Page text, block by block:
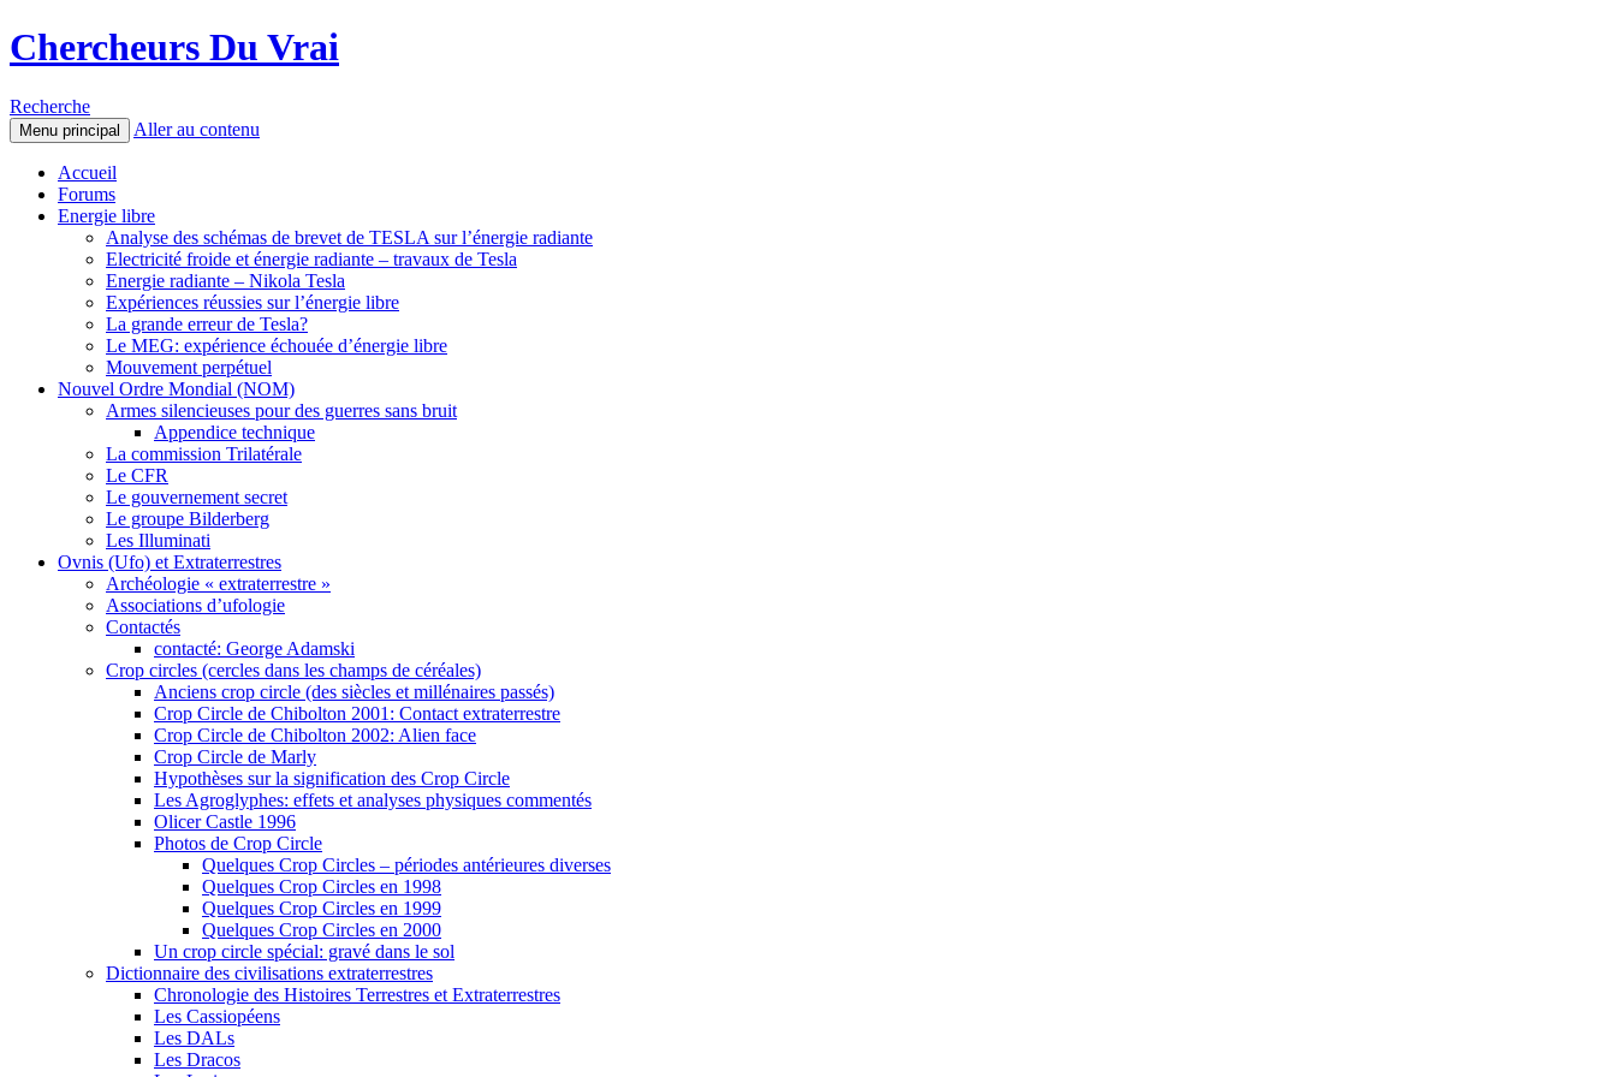
Chercheurs Du Vrai
Recherche
Menu principal Aller au contenu
Accueil
Forums
Energie libre
Analyse des schémas de brevet de TESLA sur l’énergie radiante
Electricité froide et énergie radiante – travaux de Tesla
Energie radiante – Nikola Tesla
Expériences réussies sur l’énergie libre
La grande erreur de Tesla?
Le MEG: expérience échouée d’énergie libre
Mouvement perpétuel
Nouvel Ordre Mondial (NOM)
Armes silencieuses pour des guerres sans bruit
Appendice technique
La commission Trilatérale
Le CFR
Le gouvernement secret
Le groupe Bilderberg
Les Illuminati
Ovnis (Ufo) et Extraterrestres
Archéologie « extraterrestre »
Associations d’ufologie
Contactés
contacté: George Adamski
Crop circles (cercles dans les champs de céréales)
Anciens crop circle (des siècles et millénaires passés)
Crop Circle de Chibolton 2001: Contact extraterrestre
Crop Circle de Chibolton 2002: Alien face
Crop Circle de Marly
Hypothèses sur la signification des Crop Circle
Les Agroglyphes: effets et analyses physiques commentés
Olicer Castle 1996
Photos de Crop Circle
Quelques Crop Circles – périodes antérieures diverses
Quelques Crop Circles en 1998
Quelques Crop Circles en 1999
Quelques Crop Circles en 2000
Un crop circle spécial: gravé dans le sol
Dictionnaire des civilisations extraterrestres
Chronologie des Histoires Terrestres et Extraterrestres
Les Cassiopéens
Les DALs
Les Dracos